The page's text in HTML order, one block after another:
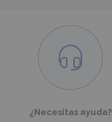
¿Necesitas ayuda?